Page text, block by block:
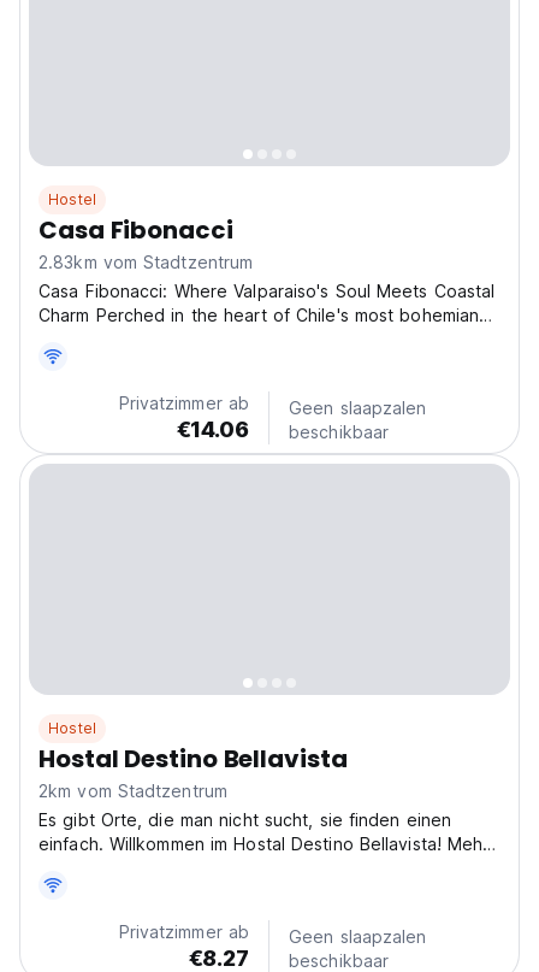
Hostel
Casa Fibonacci
2.83km vom Stadtzentrum
Casa Fibonacci: Where Valparaiso's Soul Meets Coastal
Charm Perched in the heart of Chile's most bohemian
your canvas for experiencing Valparaiso's vibrant
artistry, hillside magic, and ocean-kissed...
Privatzimmer ab
€14.06
Geen slaapzalen
beschikbaar
Hostel
Hostal Destino Bellavista
2km vom Stadtzentrum
Es gibt Orte, die man nicht sucht, sie finden einen
einfach. Willkommen im Hostal Destino Bellavista! Mehr
Ausgangspunkt für deine unvergessliche Geschichte in
Valparaíso. Erlebe die authentische Erfahrung von
Valparaíso...Privatzimmer ab
€8.27
Geen slaapzalen
beschikbaar